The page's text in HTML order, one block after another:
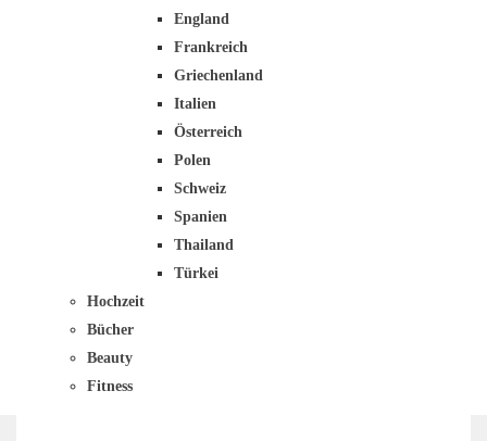
England
Frankreich
Griechenland
Italien
Österreich
Polen
Schweiz
Spanien
Thailand
Türkei
Hochzeit
Bücher
Beauty
Fitness